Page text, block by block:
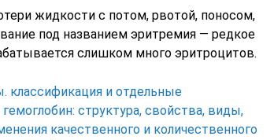
жидкости с потом, рвотой, поносом,
под названием эритремия — редкое
слишком много эритроцитов.
классификация и отдельные
структура, свойства, виды,
качественного и количественного